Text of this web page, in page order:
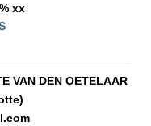
xx
VAN DEN OETELAAR